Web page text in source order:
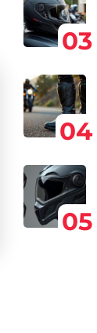
03
04
05